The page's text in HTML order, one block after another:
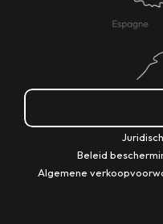
Beleid
Algemene